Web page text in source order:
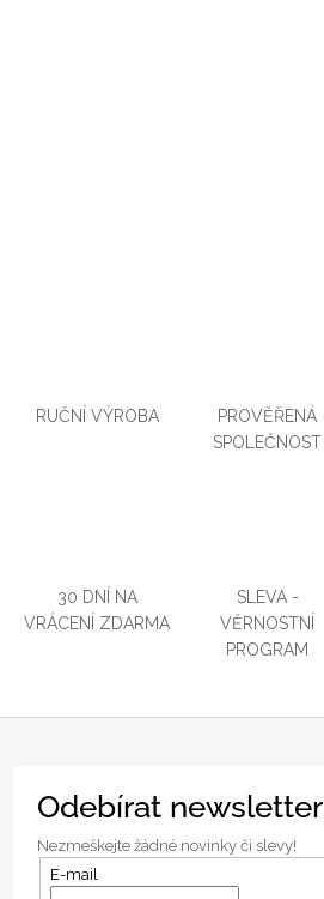
RUČNÍ VÝROBA
PROVĚŘENÁ
SPOLEČNOST
30 DNÍ NA
VRÁCENÍ ZDARMA
SLEVA -
VĚRNOSTNÍ
PROGRAM
Odebírat newsletter
Nezmeškejte žádné novinky či slevy!
E-mail